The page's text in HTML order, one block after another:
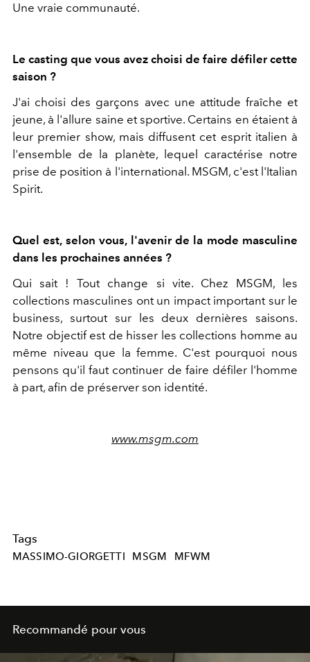
Une vraie communauté.
Le casting que vous avez choisi de faire défiler cette
saison ?
J'ai choisi des garçons avec une attitude fraîche et
jeune, à l'allure saine et sportive. Certains en étaient à
leur premier show, mais diffusent cet esprit italien à
l'ensemble de la planète, lequel caractérise notre
prise de position à l'international. MSGM, c'est l'Italian
Spirit.
Quel est, selon vous, l'avenir de la mode masculine
dans les prochaines années ?
Qui sait ! Tout change si vite. Chez MSGM, les
collections masculines ont un impact important sur le
business, surtout sur les deux dernières saisons.
Notre objectif est de hisser les collections homme au
même niveau que la femme. C'est pourquoi nous
pensons qu'il faut continuer de faire défiler l'homme
à part, afin de préserver son identité.
www.msgm.com
Tags
MASSIMO-GIORGETTI MSGM MFWM
Recommandé pour vous